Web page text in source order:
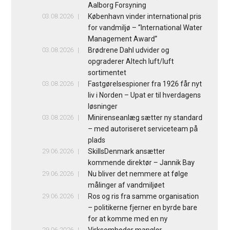
Aalborg Forsyning
03.08.2026
København vinder international pris
for vandmiljø – “International Water
Management Award”
03.08.2026
Brødrene Dahl udvider og
opgraderer Altech luft/luft
sortimentet
03.08.2026
Fastgørelsespioner fra 1926 får nyt
liv i Norden – Upat er til hverdagens
løsninger
03.08.2026
Minirenseanlæg sætter ny standard
– med autoriseret serviceteam på
plads
29.06.2026
SkillsDenmark ansætter
kommende direktør – Jannik Bay
29.06.2026
Nu bliver det nemmere at følge
målinger af vandmiljøet
29.06.2026
Ros og ris fra samme organisation
– politikerne fjerner en byrde bare
for at komme med en ny